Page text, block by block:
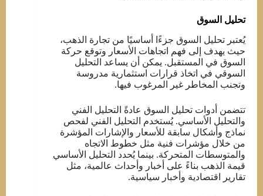
تحليل السوق
يُعتبر تحليل السوق جزءًا أساسيًا من تجارة الذهب،
حيث يهدف إلى فهم اتجاهات الأسعار وتوقع حركة
السوق في المستقبل. يمكن أن يساعد التحليل
السوقي في اتخاذ قرارات استثمارية مدروسة
وتجنب المخاطر غير المرغوب فيها.
تتضمن أدوات تحليل السوق عادةً التحليل الفني
والتحليل الأساسي. يُستخدم التحليل الفني لفحص
نماذج وأشكال سابقة للأسعار والإشارات المؤشرة
من خلال مؤشرات فنية مثل خطوط الاتجاه
والمتوسطات المتحركة. بينما يُحدد التحليل الأساسي
قيمة الذهب بناءً على أخبار وأحداث عالمية، مثل
تقارير اقتصادية وأخبار سياسية.